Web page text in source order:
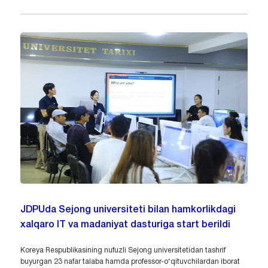
JDPUda Sejong universiteti bilan hamkorlikdagi
xalqaro IT va madaniyat dasturiga start berildi
Koreya Respublikasining nufuzli Sejong universitetidan tashrif
buyurgan 23 nafar talaba hamda professor-o‘qituvchilardan iborat